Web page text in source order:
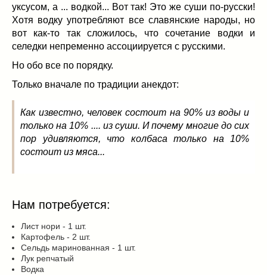
Сладкие заготовки
(10)
Поговорим о(19)
конкурсы
(7)
продуктах
разном(9)
Постные рецепты(8)
8 марта(1)
День всех влюбленных(3)
мужские даты
уксусом, а ... водкой... Вот так! Это же суши по-русски!
Хотя водку употребляют все славянские народы, но
вот как-то так сложилось, что сочетание водки и
селедки непременно ассоциируется с русскими.
Но обо все по порядку.
Только вначале по традиции анекдот:
Как известно, человек состоит на 90% из воды и
только на 10% .... из суши. И почему многие до сих
пор удивляются, что колбаса только на 10%
состоит из мяса...
Нам потребуется:
Лист нори - 1 шт.
Картофель - 2 шт.
Сельдь маринованная - 1 шт.
Лук репчатый
Водка